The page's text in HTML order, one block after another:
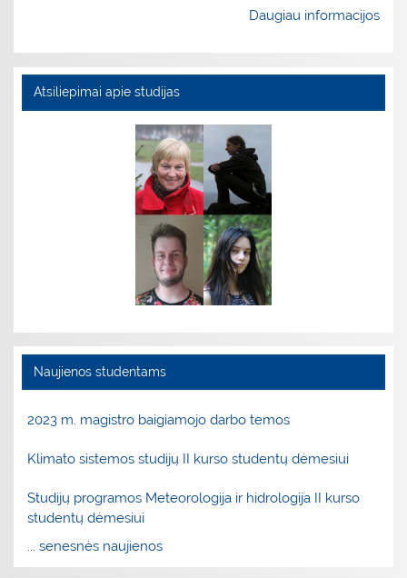
Daugiau informacijos
Atsiliepimai apie studijas
Naujienos studentams
2023 m. magistro baigiamojo darbo temos
Klimato sistemos studijų II kurso studentų dėmesiui
Studijų programos Meteorologija ir hidrologija II kurso
studentų dėmesiui
... senesnės naujienos